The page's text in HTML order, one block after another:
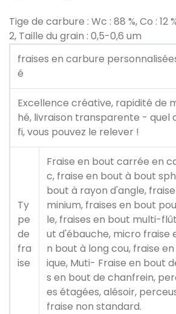
Tige de carbure : Wc : 88 %, Co : 12
2, Taille du grain : 0,5-0,6 um
fraises en carbure
é
Excellence créative, rapidité de
hé, livraison transparente - quel
fi, vous pouvez le relever !
Ty
pe
de
fra
ise
Fraise en bout carrée en
c, fraise en bout à bout
bout à rayon d'angle,
minium, fraises en bout
le, fraises en bout multi-
ut d'ébauche, micro fraise
n bout à long cou, fraise
ique, Muti- Fraise en bout
s en bout de chanfrein,
es étagées, alésoir,
fraise non standard.